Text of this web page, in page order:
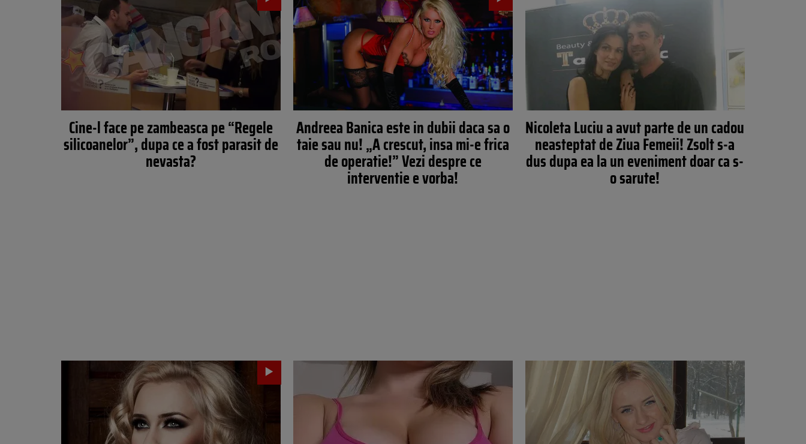
Cine-l face pe zambeasca pe “Regele
silicoanelor”, dupa ce a fost parasit de
nevasta?
Andreea Banica este in dubii daca sa o
taie sau nu! „A crescut, insa mi-e frica
de operatie!” Vezi despre ce
interventie e vorba!
Nicoleta Luciu a avut parte de un cadou
neasteptat de Ziua Femeii! Zsolt s-a
dus dupa ea la un eveniment doar ca s-
o sarute!